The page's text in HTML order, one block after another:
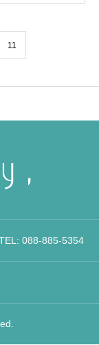
11
088-885-5354